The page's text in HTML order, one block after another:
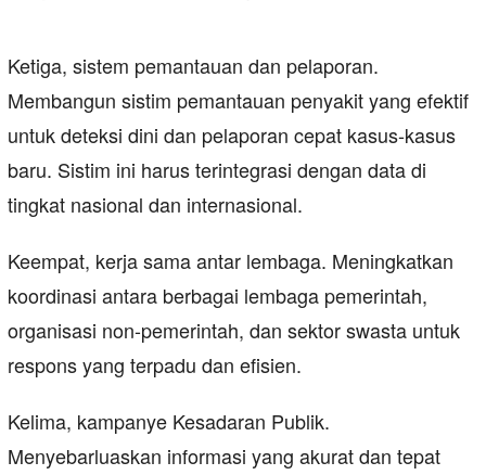
Ketiga, sistem pemantauan dan pelaporan.
Membangun sistim pemantauan penyakit yang efektif
untuk deteksi dini dan pelaporan cepat kasus-kasus
baru. Sistim ini harus terintegrasi dengan data di
tingkat nasional dan internasional.
Keempat, kerja sama antar lembaga. Meningkatkan
koordinasi antara berbagai lembaga pemerintah,
organisasi non-pemerintah, dan sektor swasta untuk
respons yang terpadu dan efisien.
Kelima, kampanye Kesadaran Publik.
Menyebarluaskan informasi yang akurat dan tepat